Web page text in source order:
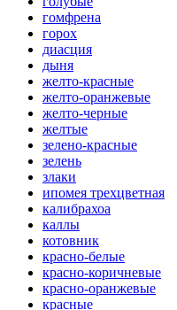
гомфрена
горох
диасция
дыня
желто-красные
желто-оранжевые
желто-черные
желтые
зелено-красные
зелень
злаки
ипомея трехцветная
калибрахоа
каллы
котовник
красно-белые
красно-коричневые
красно-оранжевые
красные